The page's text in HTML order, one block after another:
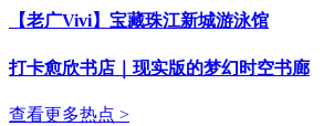
【老广Vivi】宝藏珠江新城游泳馆
打卡愈欣书店｜现实版的梦幻时空书廊
查看更多热点 >